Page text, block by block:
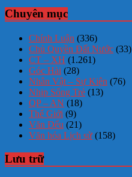
Chuyên mục
Chính Luận (336)
Chủ Quyền Đất Nước (33)
CT – XH (1.261)
Góc Hài (28)
Nhân Vật – Sự Kiện (76)
Nhịp Sống Trẻ (13)
QP – AN (18)
Thế Giới (9)
Văn Đểu (21)
Văn hóa Lịch sử (158)
Lưu trữ